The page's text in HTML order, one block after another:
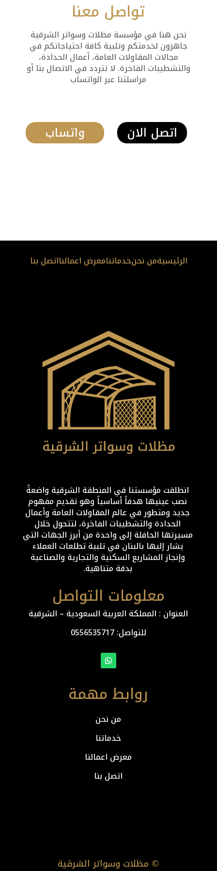
تواصل معنا
نحن هنا في مؤسسة مظلات وسواتر الشرقية
جاهزون لخدمتكم وتلبية كافة احتياجاتكم في
مجالات المقاولات العامة، أعمال الحدادة،
والتشطيبات الفاخرة. لا تتردد في الاتصال بنا أو
مراسلتنا عبر الواتساب
واتساب اتصل الان
الرئيسيةمن نحنخدماتنامعرض اعمالنااتصل بنا
انطلقت مؤسستنا في المنطقة الشرقية واضعةً
نصب عينيها هدفاً أساسياً وهو تقديم مفهوم
جديد ومتطور في عالم المقاولات العامة وأعمال
الحدادة والتشطيبات الفاخرة، لتتحول خلال
مسيرتها الحافلة إلى واحدة من أبرز الجهات التي
يشار إليها بالبنان في تلبية تطلعات العملاء
وإنجاز المشاريع السكنية والتجارية والصناعية
بدقة متناهية.
معلومات التواصل
العنوان : المملكة العربية السعودية – الشرقية
للتواصل: ⁦0556535717
روابط مهمة
من نحن
خدماتنا
معرض اعمالنا
اتصل بنا
© مظلات وسواتر الشرقية